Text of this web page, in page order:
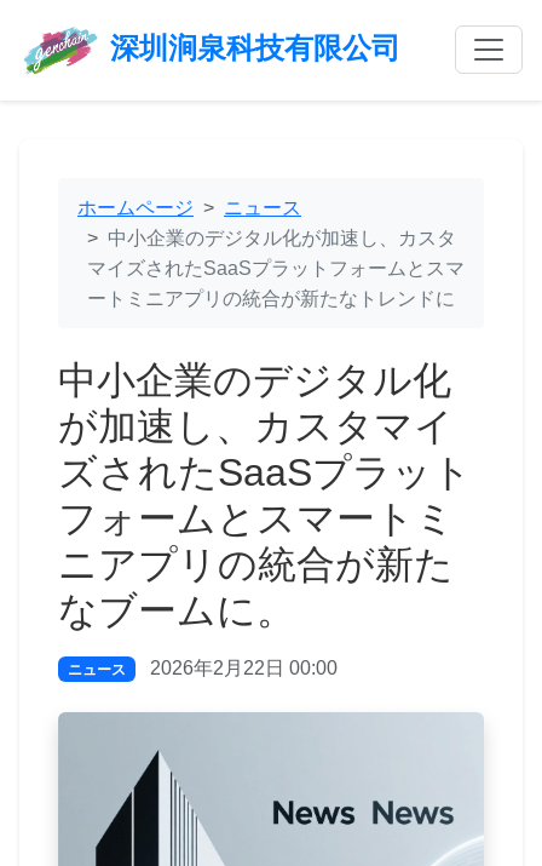
深圳涧泉科技有限公司
ホームページ
ニュース
中小企業のデジタル化が加速し、カスタ
マイズされたSaaSプラットフォームとスマ
ートミニアプリの統合が新たなトレンドに
中小企業のデジタル化
が加速し、カスタマイ
ズされたSaaSプラット
フォームとスマートミ
ニアプリの統合が新た
なブームに。
ニュース 2026年2月22日 00:00